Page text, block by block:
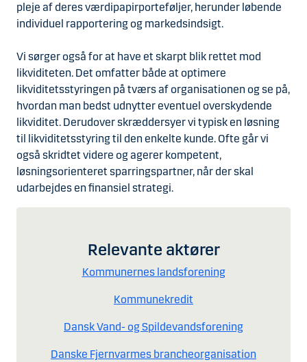
pleje af deres værdipapirporteføljer, herunder løbende
individuel rapportering og markedsindsigt.
Vi sørger også for at have et skarpt blik rettet mod
likviditeten. Det omfatter både at optimere
likviditetsstyringen på tværs af organisationen og se på,
hvordan man bedst udnytter eventuel overskydende
likviditet. Derudover skræddersyer vi typisk en løsning
til likviditetsstyring til den enkelte kunde. Ofte går vi
også skridtet videre og agerer kompetent,
løsningsorienteret sparringspartner, når der skal
udarbejdes en finansiel strategi.
Relevante aktører
Kommunernes landsforening
Kommunekredit
Dansk Vand- og Spildevandsforening
Danske Fjernvarmes brancheorganisation